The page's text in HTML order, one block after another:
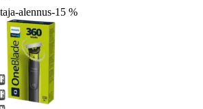
alennus-15 %